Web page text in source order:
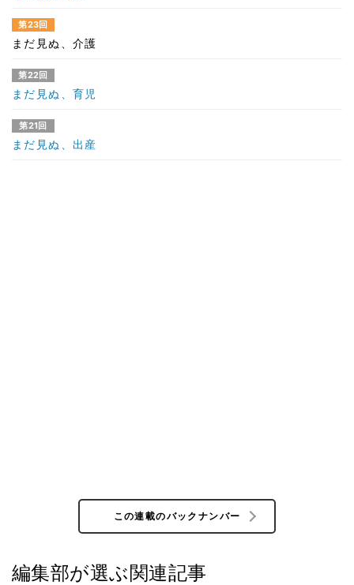
第23回
まだ見ぬ、介護
第22回
まだ見ぬ、育児
第21回
まだ見ぬ、出産
この連載のバックナンバー
編集部が選ぶ関連記事